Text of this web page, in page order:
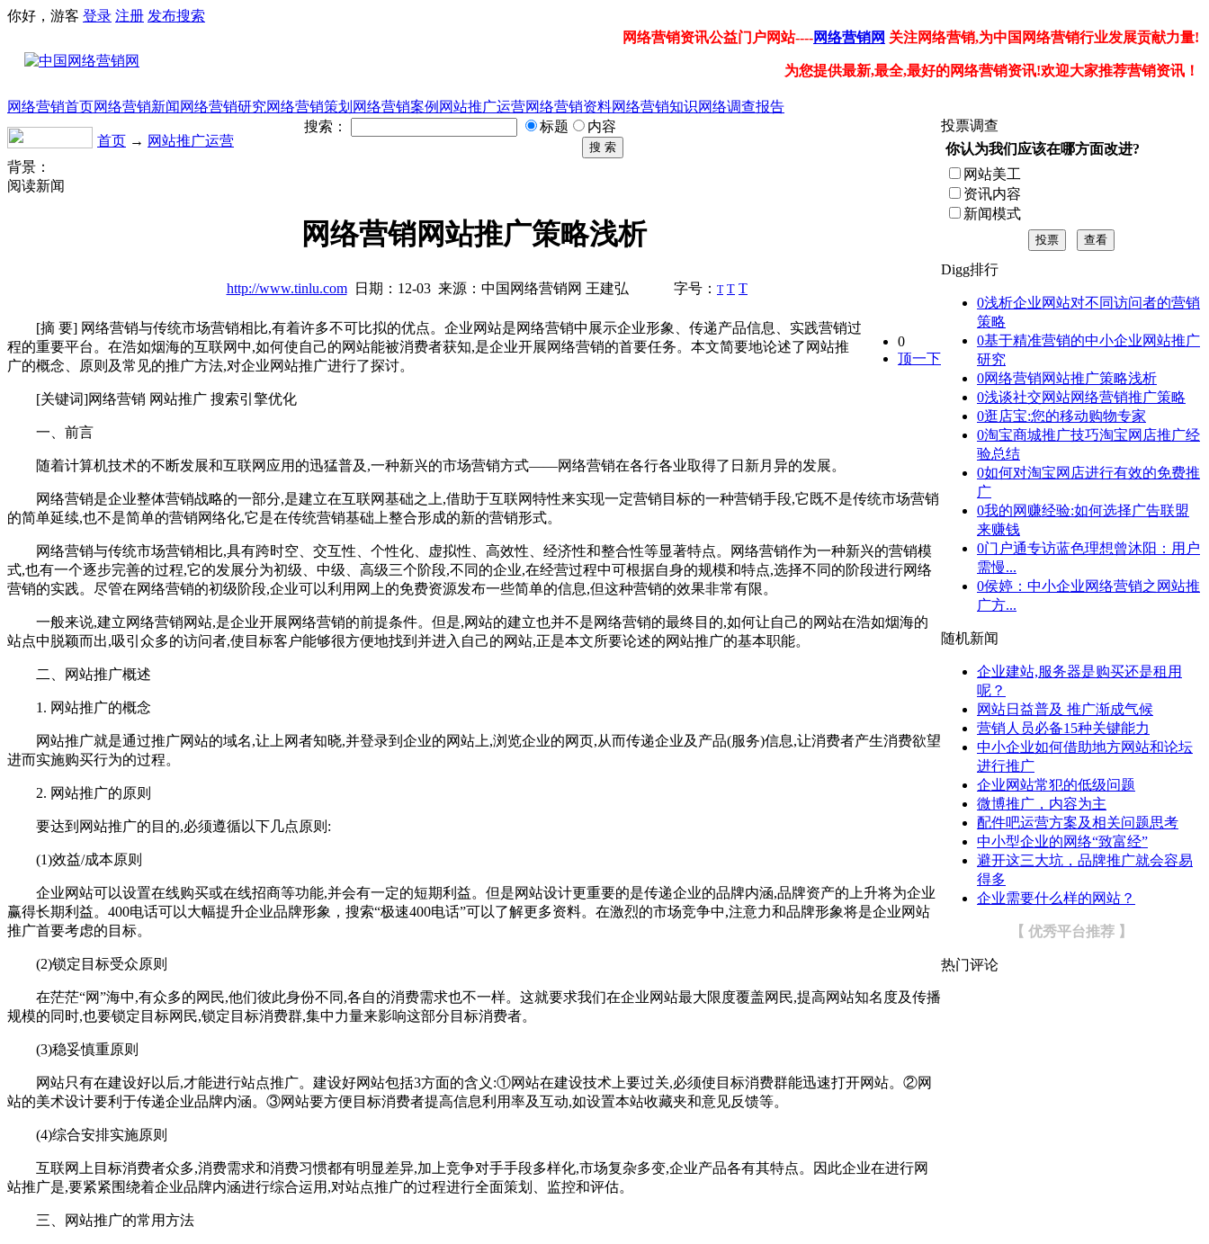
你好，游客 登录 注册 发布搜索
网络营销资讯公益门户网站----网络营销网 关注网络营销,为中国网络营销行业发展贡献力量!
为您提供最新,最全,最好的网络营销资讯!欢迎大家推荐营销资讯！
网络营销首页网络营销新闻 网络营销研究网络营销策划 网络营销案例 网站推广运营网络营销资料网络营销知识网络调查报告
首页 → 网站推广运营
搜索： 标题 内容
搜 索
背景：
阅读新闻
网络营销网站推广策略浅析
http://www.tinlu.com日期：12-03 来源：中国网络营销网 王建弘 字号： T T T
0
顶一下
[摘 要] 网络营销与传统市场营销相比,有着许多不可比拟的优点。企业网站是网络营销中展示企业形象、传递产品信息、实践营销过
程的重要平台。在浩如烟海的互联网中,如何使自己的网站能被消费者获知,是企业开展网络营销的首要任务。本文简要地论述了网站推
广的概念、原则及常见的推广方法,对企业网站推广进行了探讨。
[关键词]网络营销 网站推广 搜索引擎优化
一、前言
随着计算机技术的不断发展和互联网应用的迅猛普及,一种新兴的市场营销方式——网络营销在各行各业取得了日新月异的发展。
网络营销是企业整体营销战略的一部分,是建立在互联网基础之上,借助于互联网特性来实现一定营销目标的一种营销手段,它既不是传统市场营销
的简单延续,也不是简单的营销网络化,它是在传统营销基础上整合形成的新的营销形式。
网络营销与传统市场营销相比,具有跨时空、交互性、个性化、虚拟性、高效性、经济性和整合性等显著特点。网络营销作为一种新兴的营销模
式,也有一个逐步完善的过程,它的发展分为初级、中级、高级三个阶段,不同的企业,在经营过程中可根据自身的规模和特点,选择不同的阶段进行网络
营销的实践。尽管在网络营销的初级阶段,企业可以利用网上的免费资源发布一些简单的信息,但这种营销的效果非常有限。
一般来说,建立网络营销网站,是企业开展网络营销的前提条件。但是,网站的建立也并不是网络营销的最终目的,如何让自己的网站在浩如烟海的
站点中脱颖而出,吸引众多的访问者,使目标客户能够很方便地找到并进入自己的网站,正是本文所要论述的网站推广的基本职能。
二、网站推广概述
1. 网站推广的概念
网站推广就是通过推广网站的域名,让上网者知晓,并登录到企业的网站上,浏览企业的网页,从而传递企业及产品(服务)信息,让消费者产生消费欲望
进而实施购买行为的过程。
2. 网站推广的原则
要达到网站推广的目的,必须遵循以下几点原则:
(1)效益/成本原则
企业网站可以设置在线购买或在线招商等功能,并会有一定的短期利益。但是网站设计更重要的是传递企业的品牌内涵,品牌资产的上升将为企业
赢得长期利益。400电话可以大幅提升企业品牌形象，搜索“极速400电话”可以了解更多资料。在激烈的市场竞争中,注意力和品牌形象将是企业网站
推广首要考虑的目标。
(2)锁定目标受众原则
在茫茫“网”海中,有众多的网民,他们彼此身份不同,各自的消费需求也不一样。这就要求我们在企业网站最大限度覆盖网民,提高网站知名度及传播
规模的同时,也要锁定目标网民,锁定目标消费群,集中力量来影响这部分目标消费者。
(3)稳妥慎重原则
网站只有在建设好以后,才能进行站点推广。建设好网站包括3方面的含义:①网站在建设技术上要过关,必须使目标消费群能迅速打开网站。②网
站的美术设计要利于传递企业品牌内涵。③网站要方便目标消费者提高信息利用率及互动,如设置本站收藏夹和意见反馈等。
(4)综合安排实施原则
互联网上目标消费者众多,消费需求和消费习惯都有明显差异,加上竞争对手手段多样化,市场复杂多变,企业产品各有其特点。因此企业在进行网
站推广是,要紧紧围绕着企业品牌内涵进行综合运用,对站点推广的过程进行全面策划、监控和评估。
三、网站推广的常用方法
投票调查
你认为我们应该在哪方面改进?
网站美工
资讯内容
新闻模式
投票 查看
Digg排行
0浅析企业网站对不同访问者的营销
策略
0基于精准营销的中小企业网站推广
研究
0网络营销网站推广策略浅析
0浅谈社交网站网络营销推广策略
0逛店宝:您的移动购物专家
0淘宝商城推广技巧淘宝网店推广经
验总结
0如何对淘宝网店进行有效的免费推
广
0我的网赚经验:如何选择广告联盟
来赚钱
0门户通专访蓝色理想曾沐阳：用户
需慢...
0侯婷：中小企业网络营销之网站推
广方...
随机新闻
企业建站,服务器是购买还是租用
呢？
网站日益普及 推广渐成气候
营销人员必备15种关键能力
中小企业如何借助地方网站和论坛
进行推广
企业网站常犯的低级问题
微博推广，内容为主
配件吧运营方案及相关问题思考
中小型企业的网络“致富经”
避开这三大坑，品牌推广就会容易
得多
企业需要什么样的网站？
【 优秀平台推荐 】
热门评论